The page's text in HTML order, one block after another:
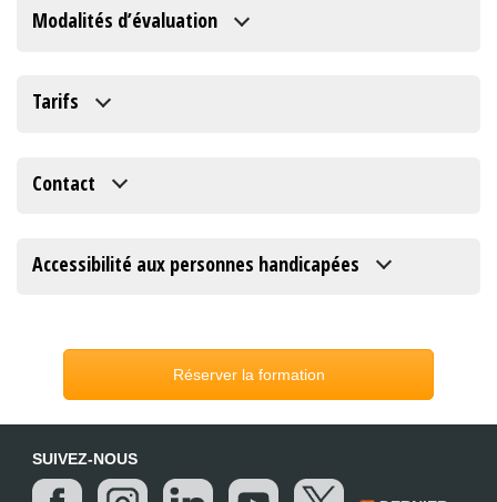
Modalités d’évaluation
Tarifs
Contact
Accessibilité aux personnes handicapées
Réserver la formation
SUIVEZ-NOUS